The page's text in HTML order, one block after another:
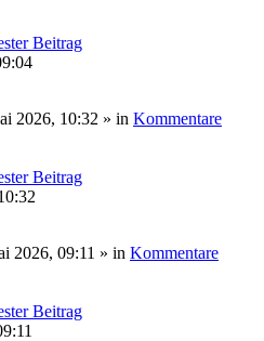
Beitrag
2026, 10:32 » in Kommentare
Beitrag
2026, 09:11 » in Kommentare
Beitrag